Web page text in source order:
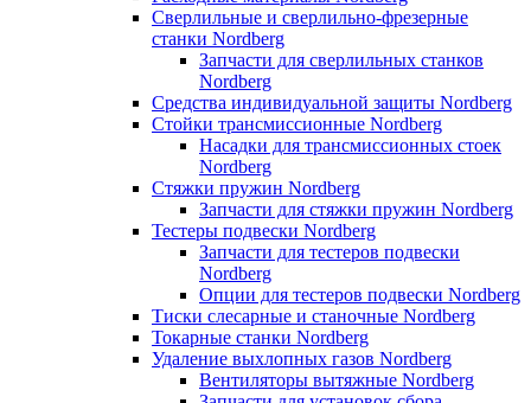
Сверлильные и сверлильно-фрезерные
станки Nordberg
Запчасти для сверлильных станков
Nordberg
Средства индивидуальной защиты Nordberg
Стойки трансмиссионные Nordberg
Насадки для трансмиссионных стоек
Nordberg
Стяжки пружин Nordberg
Запчасти для стяжки пружин Nordberg
Тестеры подвески Nordberg
Запчасти для тестеров подвески
Nordberg
Опции для тестеров подвески Nordberg
Тиски слесарные и станочные Nordberg
Токарные станки Nordberg
Удаление выхлопных газов Nordberg
Вентиляторы вытяжные Nordberg